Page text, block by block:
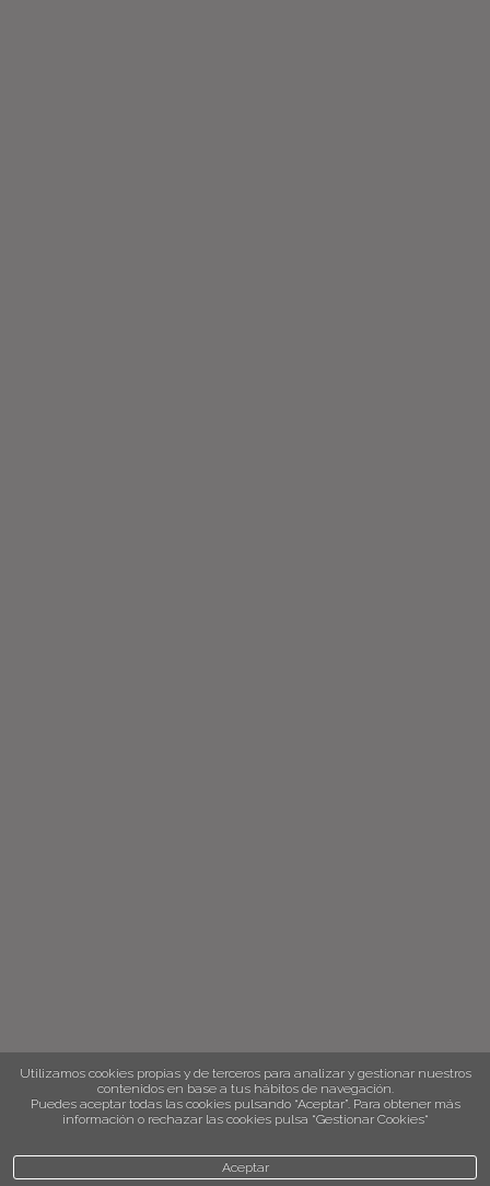
Utilizamos cookies propias y de terceros para analizar y gestionar nuestros
contenidos en base a tus hábitos de navegación.
Puedes aceptar todas las cookies pulsando “Aceptar”. Para obtener más
información o rechazar las cookies pulsa “Gestionar Cookies“
Aceptar